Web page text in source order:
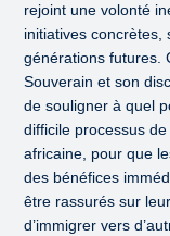
rejoint une volonté
initiatives concrètes,
générations futures.
Souverain et son
de souligner à quel
difficile processus
africaine, pour que
des bénéfices
être rassurés sur
d’immigrer vers